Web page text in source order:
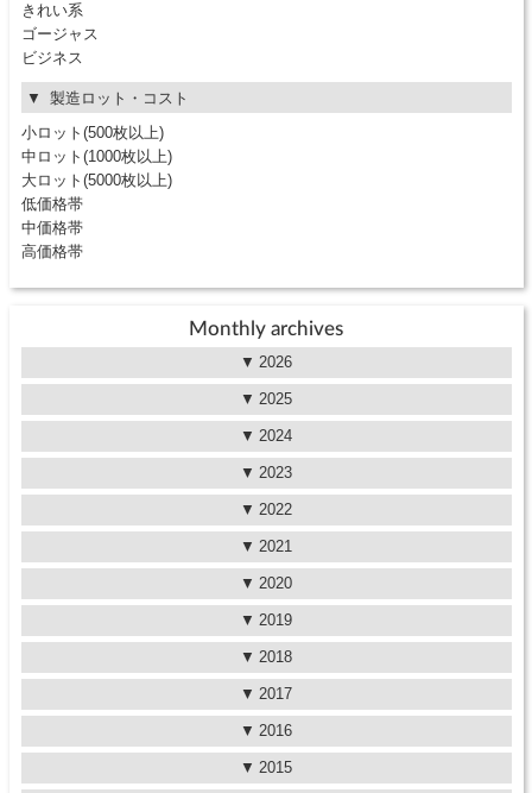
きれい系
ゴージャス
ビジネス
製造ロット・コスト
小ロット(500枚以上)
中ロット(1000枚以上)
大ロット(5000枚以上)
低価格帯
中価格帯
高価格帯
Monthly archives
2026
2025
2024
2023
2022
2021
2020
2019
2018
2017
2016
2015